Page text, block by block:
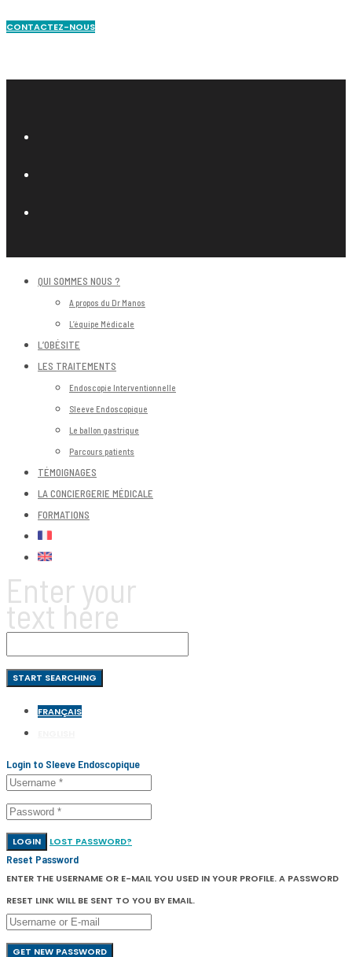
CONTACTEZ-NOUS
QUI SOMMES NOUS ?
A propos du Dr Manos
L’équipe Médicale
L’OBÉSITE
LES TRAITEMENTS
Endoscopie Interventionnelle
Sleeve Endoscopique
Le ballon gastrique
Parcours patients
TÉMOIGNAGES
LA CONCIERGERIE MÉDICALE
FORMATIONS
Enter your
text here
FRANÇAIS
Login to Sleeve Endoscopique
LOGIN LOST PASSWORD?
Reset Password
ENTER THE USERNAME OR E-MAIL YOU USED IN YOUR PROFILE. A PASSWORD
RESET LINK WILL BE SENT TO YOU BY EMAIL.
GET NEW PASSWORD